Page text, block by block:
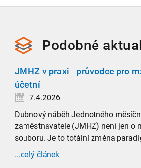
Podobné
JMHZ v praxi - průvodce pro
účetní
7.4.2026
Dubnový náběh Jednotného
zaměstnavatele (JMHZ) není jen o
souboru. Je to totální změna
evidenci zaměstnanců, která
správu, finanční úřady a úřady
...celý článek